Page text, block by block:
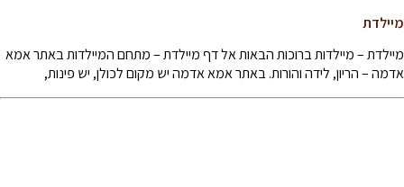
מיילדת
מיילדת – מיילדות ברוכות הבאות אל דף מיילדת – מתחם המיילדות באתר אמא
אדמה – הריון, לידה והורות. באתר אמא אדמה יש מקום לכולן, יש פינות,